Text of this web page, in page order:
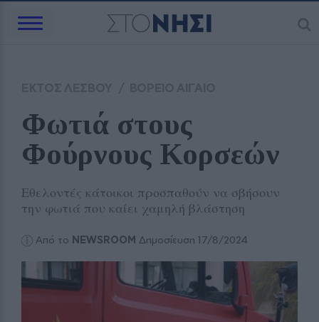
Φωτιά στους
Φούρνους Κορσεών
Εθελοντές κάτοικοι προσπαθούν να σβήσουν
την φωτιά που καίει χαμηλή βλάστηση
Από το NEWSROOM Δημοσίευση 17/8/2024